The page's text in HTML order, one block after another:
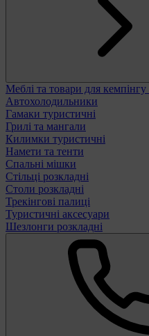
Меблі та товари для кемпінгу
Автохолодильники
Гамаки туристичні
Грилі та мангали
Килимки туристичні
Намети та тенти
Спальні мішки
Стільці розкладні
Столи розкладні
Трекінгові палиці
Туристичні аксесуари
Шезлонги розкладні